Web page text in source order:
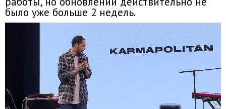
было уже больше 2 недель.